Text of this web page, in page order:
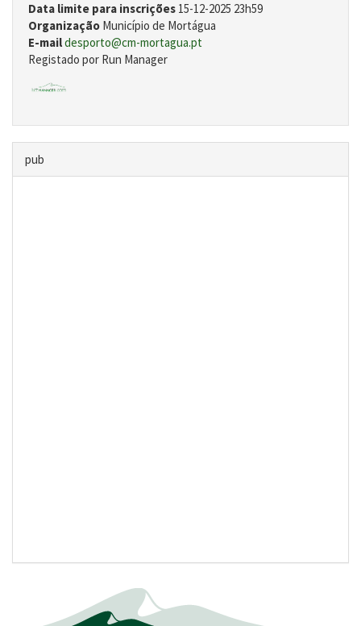
Data limite para inscrições 15-12-2025 23h59
Organização Município de Mortágua
E-maildesporto@cm-mortagua.pt
Registado por Run Manager
pub